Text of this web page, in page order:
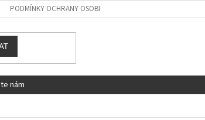
PODMÍNKY OCHRANY OSOBNÍCH ÚDAJŮ
nám